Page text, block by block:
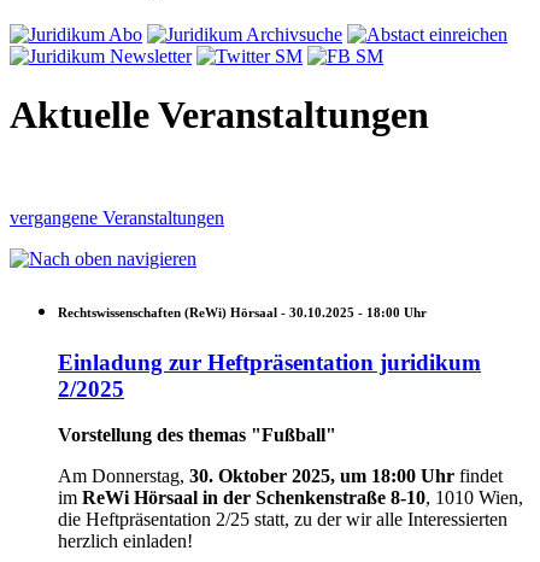
Aktuelle Veranstaltungen
vergangene Veranstaltungen
Rechtswissenschaften (ReWi) Hörsaal - 30.10.2025 - 18:00 Uhr
Einladung zur Heftpräsentation juridikum
2/2025
Vorstellung des themas "Fußball"
Am Donnerstag, 30. Oktober 2025, um 18:00 Uhr findet
im ReWi Hörsaal in der Schenkenstraße 8-10, 1010 Wien,
die Heftpräsentation 2/25 statt, zu der wir alle Interessierten
herzlich einladen!